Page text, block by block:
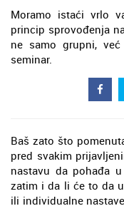
Moramo istaći vrlo
princip sprovođenja
ne samo grupni,
seminar.
Baš zato što
pred svakim
nastavu da pohađa
zatim i da li će to da
ili individualne